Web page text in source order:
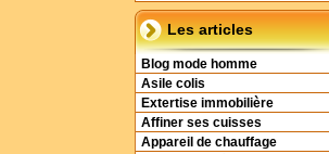
Les articles
Blog mode homme
Asile colis
Extertise immobilière
Affiner ses cuisses
Appareil de chauffage